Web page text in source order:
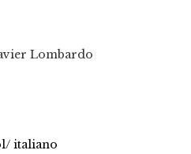
Lombardo
italiano